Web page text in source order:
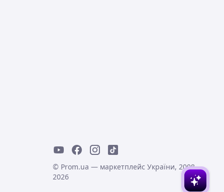
© Prom.ua — маркетплейс України, 2008-
2026